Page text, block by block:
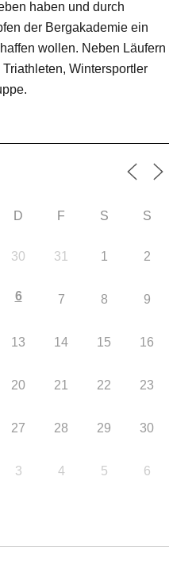
haben und durch
der Bergakademie ein
wollen. Neben Läufern
Wintersportler
D F S S
30 31 1 2
6 7 8 9
13 14 15 16
20 21 22 23
27 28 29 30
3 4 5 6